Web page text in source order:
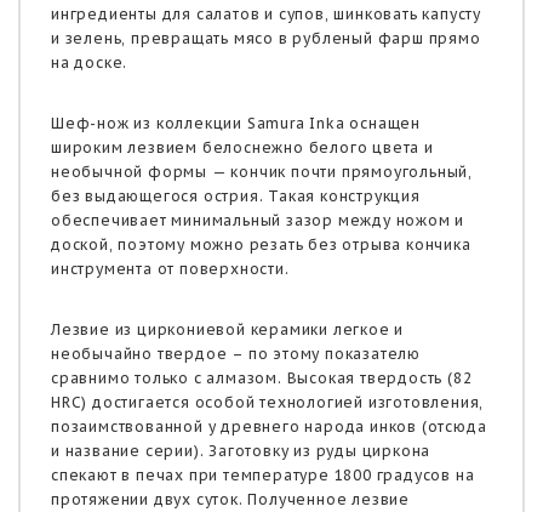
ингредиенты для салатов и супов, шинковать капусту
и зелень, превращать мясо в рубленый фарш прямо
на доске.
Шеф-нож из коллекции Samura Inka оснащен
широким лезвием белоснежно белого цвета и
необычной формы — кончик почти прямоугольный,
без выдающегося острия. Такая конструкция
обеспечивает минимальный зазор между ножом и
доской, поэтому можно резать без отрыва кончика
инструмента от поверхности.
Лезвие из циркониевой керамики легкое и
необычайно твердое – по этому показателю
сравнимо только с алмазом. Высокая твердость (82
HRC) достигается особой технологией изготовления,
позаимствованной у древнего народа инков (отсюда
и название серии). Заготовку из руды циркона
спекают в печах при температуре 1800 градусов на
протяжении двух суток. Полученное лезвие